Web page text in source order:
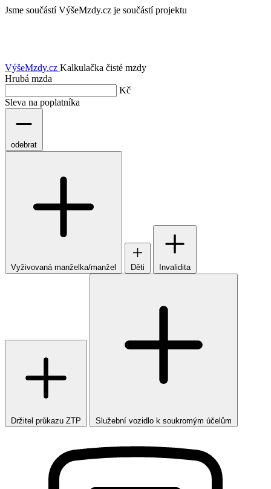
Jsme součástí VýšeMzdy.cz je součástí projektu
VýšeMzdy.cz Kalkulačka čisté mzdy
Hrubá mzda
Kč
Sleva na poplatníka
odebrat
Vyživovaná manželka/manžel Děti Invalidita
Držitel průkazu ZTP Služební vozidlo k soukromým účelům